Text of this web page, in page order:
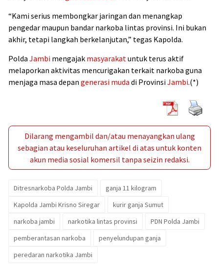
“Kami serius membongkar jaringan dan menangkap
pengedar maupun bandar narkoba lintas provinsi. Ini bukan
akhir, tetapi langkah berkelanjutan,” tegas Kapolda.
Polda Jambi mengajak masyarakat untuk terus aktif
melaporkan aktivitas mencurigakan terkait narkoba guna
menjaga masa depan generasi muda di ProvinsiJambi.(*)
Dilarang mengambil dan/atau menayangkan ulang
sebagian atau keseluruhan artikel di atas untuk konten
akun media sosial komersil tanpa seizin redaksi.
Ditresnarkoba Polda Jambi
ganja 11 kilogram
Kapolda Jambi Krisno Siregar
kurir ganja Sumut
narkoba jambi
narkotika lintas provinsi
PDN Polda Jambi
pemberantasan narkoba
penyelundupan ganja
peredaran narkotika Jambi